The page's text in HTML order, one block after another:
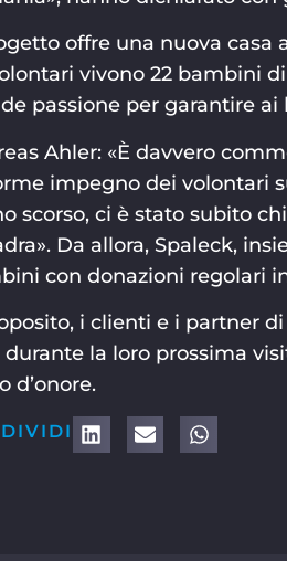
offre una nuova
vivono 22 bambini
passione per garantire
Ahler: «È davvero
impegno dei volontari
scorso, ci è stato subito
Da allora, Spaleck,
con donazioni regolari
i clienti e i partner
durante la loro prossima
d’onore.